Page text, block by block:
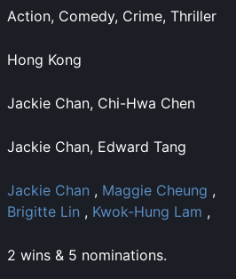
Action, Comedy, Crime, Thriller
Hong Kong
Jackie Chan, Chi-Hwa Chen
Jackie Chan, Edward Tang
Jackie Chan , Maggie Cheung ,
Brigitte Lin , Kwok-Hung Lam ,
2 wins & 5 nominations.